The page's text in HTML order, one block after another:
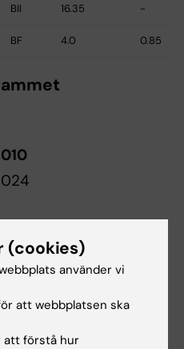
BII 16.35 -
BF 4.0 0.85
Urval 2 Meritvärde
BI 17.50
BII 17.72
BF 3.50
(cookies)
använder vi
att webbplatsen ska
att förstå hur